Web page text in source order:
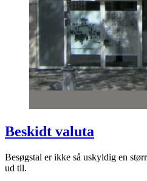
Beskidt valuta
Besøgstal er ikke så uskyldig en
ud til.